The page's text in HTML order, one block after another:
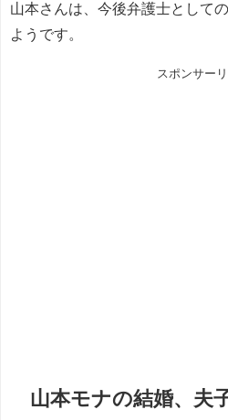
山本さんは、今後弁護士として
ようです。
スポンサー
山本モナの結婚、夫